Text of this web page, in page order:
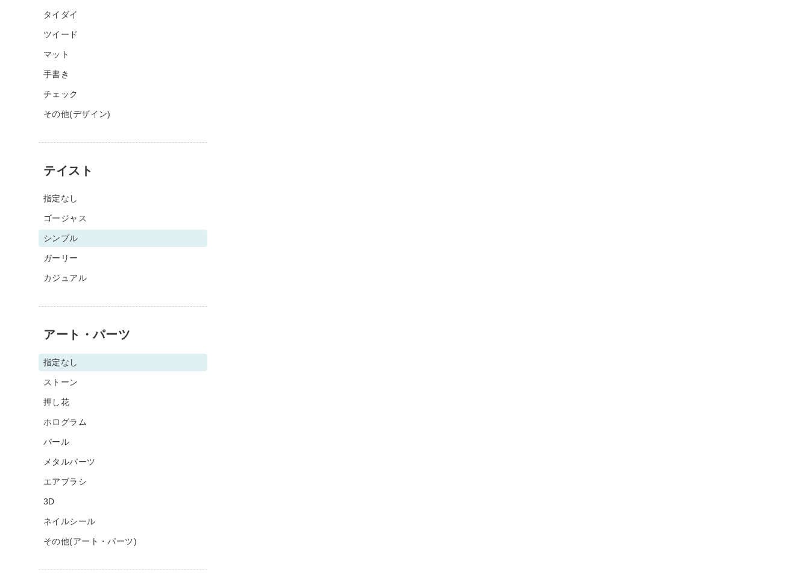
タイダイ
ツイード
マット
手書き
チェック
その他(デザイン)
テイスト
指定なし
ゴージャス
シンプル
ガーリー
カジュアル
アート・パーツ
指定なし
ストーン
押し花
ホログラム
パール
メタルパーツ
エアブラシ
3D
ネイルシール
その他(アート・パーツ)